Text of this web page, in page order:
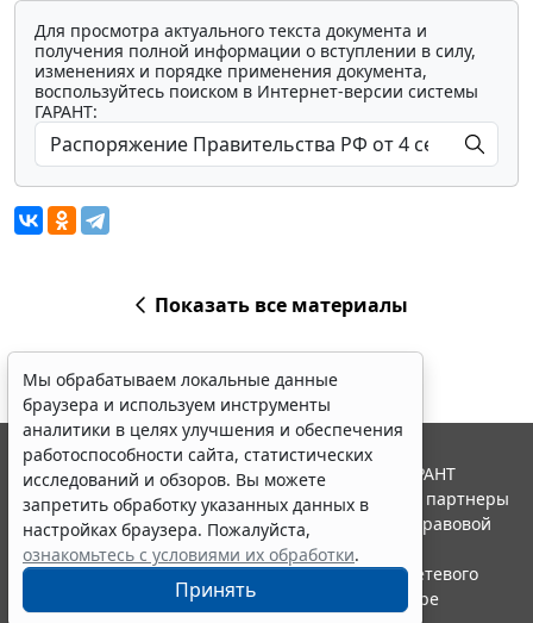
Для просмотра актуального текста документа и
получения полной информации о вступлении в силу,
изменениях и порядке применения документа,
воспользуйтесь поиском в Интернет-версии системы
ГАРАНТ:
Показать все материалы
Мы обрабатываем локальные данные
браузера и используем инструменты
аналитики в целях улучшения и обеспечения
работоспособности сайта, статистических
исследований и обзоров. Вы можете
запретить обработку указанных данных в
настройках браузера. Пожалуйста,
ознакомьтесь с условиями их обработки.
Принять
© ООО "НПП "ГАРАНТ-СЕРВИС", 2026. Система ГАРАНТ
выпускается с 1990 года. Компания "Гарант" и ее партнеры
являются участниками Российской ассоциации правовой
информации ГАРАНТ.
Портал ГАРАНТ.РУ зарегистрирован в качестве сетевого
издания Федеральной службой по надзору в сфере